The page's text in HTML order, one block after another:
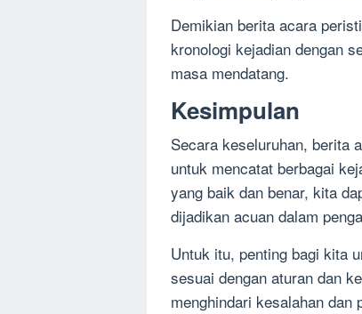
Demikian berita acara
kronologi kejadian dengan
masa mendatang.
Kesimpulan
Secara keseluruhan, berita
untuk mencatat berbagai
yang baik dan benar, kita
dijadikan acuan dalam
Untuk itu, penting bagi kita
sesuai dengan aturan dan
menghindari kesalahan dan